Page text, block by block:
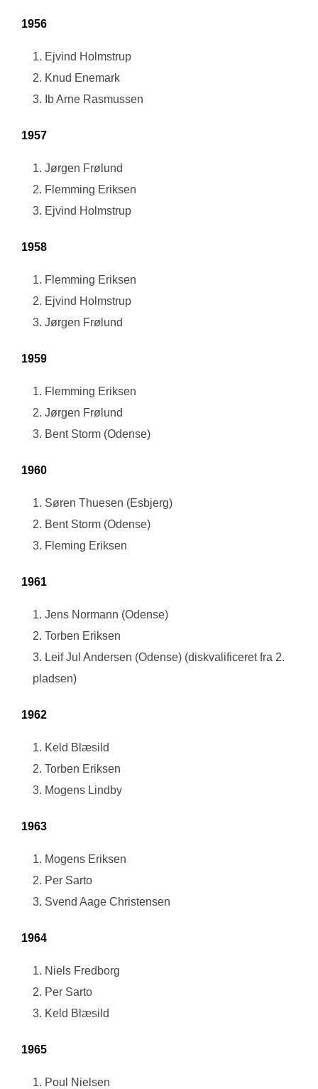
1956
Ejvind Holmstrup
Knud Enemark
Ib Arne Rasmussen
1957
Jørgen Frølund
Flemming Eriksen
Ejvind Holmstrup
1958
Flemming Eriksen
Ejvind Holmstrup
Jørgen Frølund
1959
Flemming Eriksen
Jørgen Frølund
Bent Storm (Odense)
1960
Søren Thuesen (Esbjerg)
Bent Storm (Odense)
Fleming Eriksen
1961
Jens Normann (Odense)
Torben Eriksen
Leif Jul Andersen (Odense) (diskvalificeret fra 2.
pladsen)
1962
Keld Blæsild
Torben Eriksen
Mogens Lindby
1963
Mogens Eriksen
Per Sarto
Svend Aage Christensen
1964
Niels Fredborg
Per Sarto
Keld Blæsild
1965
Poul Nielsen